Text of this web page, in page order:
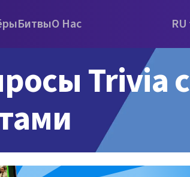
БитвыО Нас RU
Trivia с